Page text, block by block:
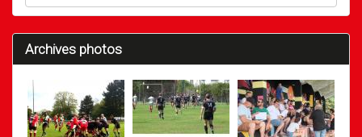
Archives photos